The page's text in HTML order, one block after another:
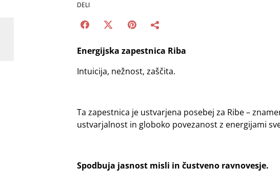
DELI
Energijska zapestnica Riba
Intuicija, nežnost, zaščita.
Ta zapestnica je ustvarjena posebej za Ribe –
ustvarjalnost in globoko povezanost z energijami
Spodbuja jasnost misli in čustveno ravnovesje.